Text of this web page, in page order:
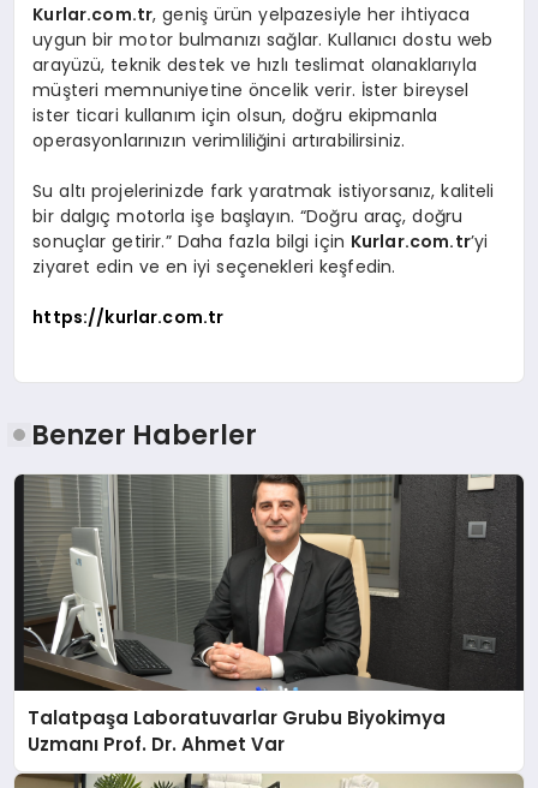
Kurlar.com.tr, geniş ürün yelpazesiyle her ihtiyaca
uygun bir motor bulmanızı sağlar. Kullanıcı dostu web
arayüzü, teknik destek ve hızlı teslimat olanaklarıyla
müşteri memnuniyetine öncelik verir. İster bireysel
ister ticari kullanım için olsun, doğru ekipmanla
operasyonlarınızın verimliliğini artırabilirsiniz.
Su altı projelerinizde fark yaratmak istiyorsanız, kaliteli
bir dalgıç motorla işe başlayın. “Doğru araç, doğru
sonuçlar getirir.” Daha fazla bilgi için Kurlar.com.tr’yi
ziyaret edin ve en iyi seçenekleri keşfedin.
https://kurlar.com.tr
Benzer Haberler
Talatpaşa Laboratuvarlar Grubu Biyokimya
Uzmanı Prof. Dr. Ahmet Var